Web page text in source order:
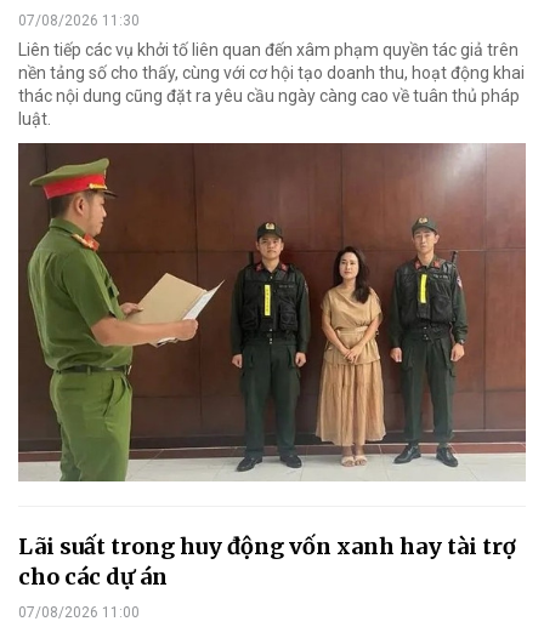
07/08/2026 11:30
Liên tiếp các vụ khởi tố liên quan đến xâm phạm quyền tác giả trên
nền tảng số cho thấy, cùng với cơ hội tạo doanh thu, hoạt động khai
thác nội dung cũng đặt ra yêu cầu ngày càng cao về tuân thủ pháp
luật.
Lãi suất trong huy động vốn xanh hay tài trợ
cho các dự án
07/08/2026 11:00